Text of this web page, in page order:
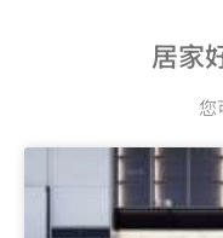
居家
您